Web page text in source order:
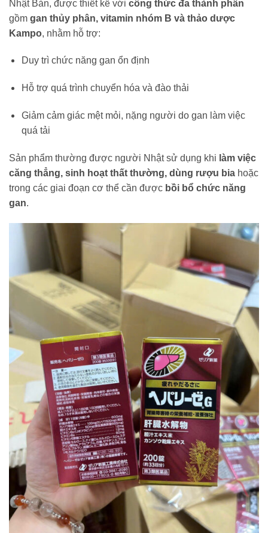
Nhật Bản, được thiết kế với công thức đa thành phần
gồm gan thủy phân, vitamin nhóm B và thảo dược
Kampo, nhằm hỗ trợ:
Duy trì chức năng gan ổn định
Hỗ trợ quá trình chuyển hóa và đào thải
Giảm cảm giác mệt mỏi, nặng người do gan làm việc
quá tải
Sản phẩm thường được người Nhật sử dụng khi làm việc
căng thẳng, sinh hoạt thất thường, dùng rượu bia hoặc
trong các giai đoạn cơ thể cần được bồi bổ chức năng
gan.